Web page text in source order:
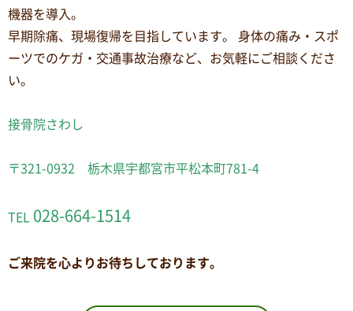
機器を導入。
早期除痛、現場復帰を目指しています。 身体の痛み・スポ
ーツでのケガ・交通事故治療など、お気軽にご相談くださ
い。
接骨院さわし
〒321-0932 栃木県宇都宮市平松本町781-4
TEL 028-664-1514
ご来院を心よりお待ちしております。